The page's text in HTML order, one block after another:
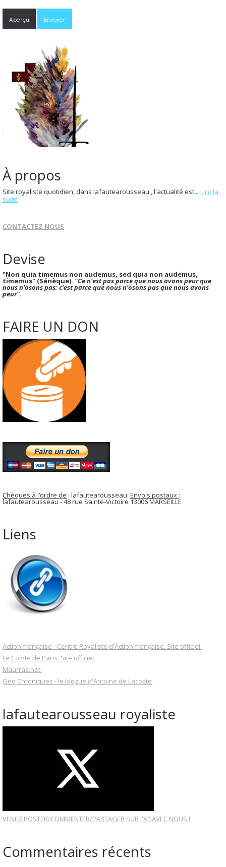
À propos
Site royaliste quotidien, dans lafautearousseau , l'actualité est... Lire la
suite
CONTACTEZ NOUS
Devise
"Non quia timemus non audemus, sed quia non audemus,
timemus" (Sénèque). "Ce n'est pas parce que nous avons peur que
nous n'osons pas; c'est parce que nous n'osons pas que nous avons
peur".
FAIRE UN DON
Chèques à l’ordre de : lafautearousseau. Envois postaux :
lafautearousseau - 48 rue Sainte-Victoire 13006 MARSEILLE
Liens
Action française - Centre Royaliste d'Action française. Site officiel.
Le Comte de Paris. Site officiel.
Maurras.net.
Géo Chroniques - le blogue d'Antoine de Lacoste
lafautearousseau royaliste
VENEZ POSTER/COMMENTER/PARTAGER SUR "X" AVEC NOUS !
Commentaires récents